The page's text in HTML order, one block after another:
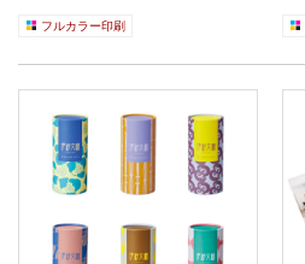
フルカラー印刷